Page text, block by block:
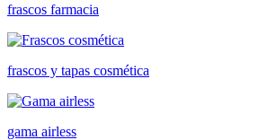
frascos farmacia
frascos y tapas cosmética
gama airless